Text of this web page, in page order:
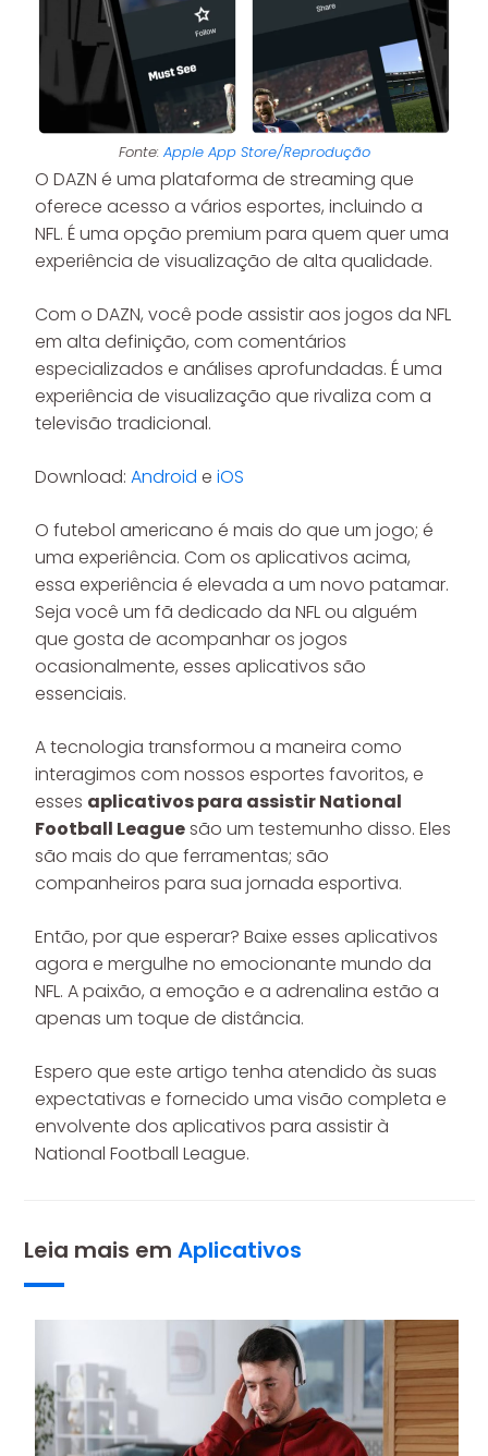
Fonte: Apple App Store/Reprodução
O DAZN é uma plataforma de streaming que
oferece acesso a vários esportes, incluindo a
NFL. É uma opção premium para quem quer uma
experiência de visualização de alta qualidade.
Com o DAZN, você pode assistir aos jogos da NFL
em alta definição, com comentários
especializados e análises aprofundadas. É uma
experiência de visualização que rivaliza com a
televisão tradicional.
Download: Android e iOS
O futebol americano é mais do que um jogo; é
uma experiência. Com os aplicativos acima,
essa experiência é elevada a um novo patamar.
Seja você um fã dedicado da NFL ou alguém
que gosta de acompanhar os jogos
ocasionalmente, esses aplicativos são
essenciais.
A tecnologia transformou a maneira como
interagimos com nossos esportes favoritos, e
esses aplicativos para assistir National
Football Leaguesão um testemunho disso. Eles
são mais do que ferramentas; são
companheiros para sua jornada esportiva.
Então, por que esperar? Baixe esses aplicativos
agora e mergulhe no emocionante mundo da
NFL. A paixão, a emoção e a adrenalina estão a
apenas um toque de distância.
Espero que este artigo tenha atendido às suas
expectativas e fornecido uma visão completa e
envolvente dos aplicativos para assistir à
National Football League.
Leia mais em Aplicativos